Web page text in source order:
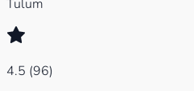
Tulum
4.5 (96)